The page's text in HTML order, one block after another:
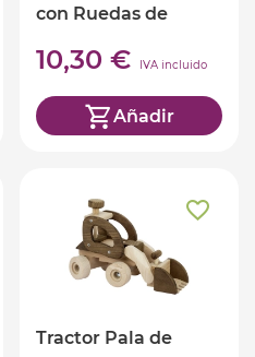
con Ruedas de
10,30 € IVA incluido
Añadir
Tractor Pala de